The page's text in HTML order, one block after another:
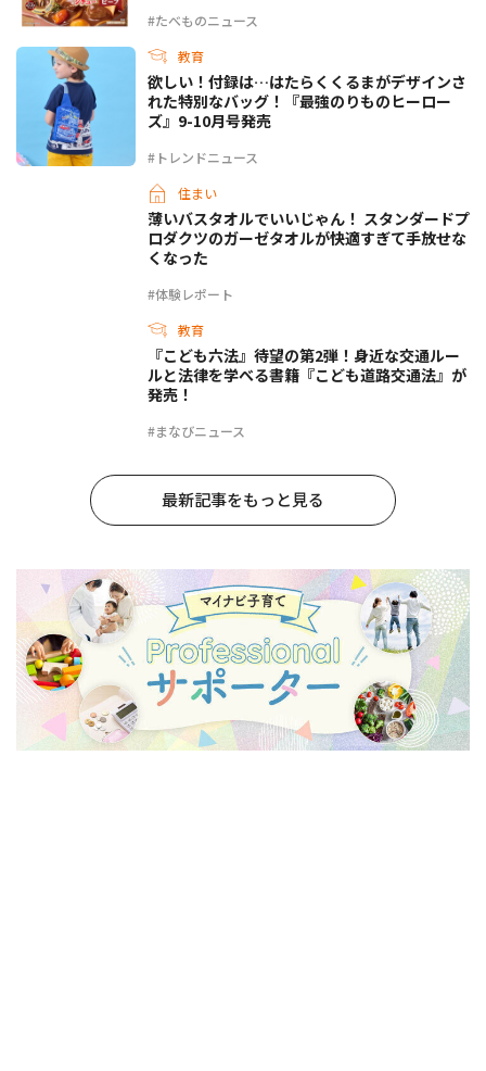
#たべものニュース
教育
#トレンドニュース
欲しい！付録は…はたらくくるまがデザインさ
れた特別なバッグ！『最強のりものヒーロー
ズ』9-10月号発売
住まい
#体験レポート
薄いバスタオルでいいじゃん！ スタンダードプ
ロダクツのガーゼタオルが快適すぎて手放せな
くなった
教育
#まなびニュース
『こども六法』待望の第2弾！身近な交通ルー
ルと法律を学べる書籍『こども道路交通法』が
発売！
最新記事をもっと見る